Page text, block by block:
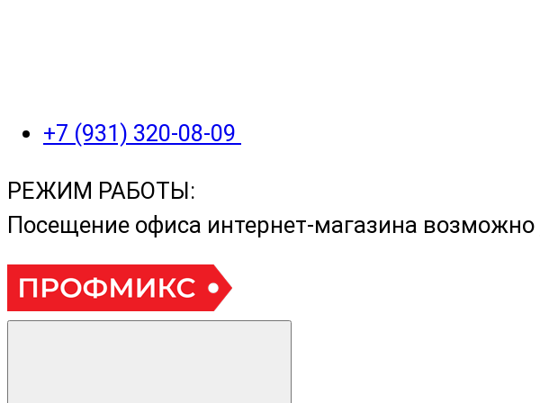
+7 (931) 320-08-09
РЕЖИМ РАБОТЫ:
Посещение офиса интернет-магазина возможно